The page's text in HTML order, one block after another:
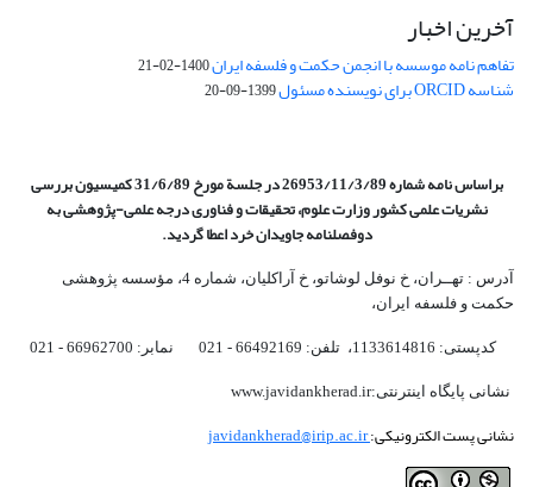
آخرین اخبار
تفاهم نامه موسسه با انجمن حکمت و فلسفه ایران1400-02-21
شناسه ORCID برای نویسنده مسئول 1399-09-20
براساس نامه شماره 26953/11/3/89 در جلسة مورخ 31/6/89 کمیسیون
بررسی
نشریات علمی کشور وزارت علوم، تحقیقات و فناوری درجه علمی‌-پژوهشیبه
دوفصلنامه جاویدان خرد اعطا گردید.
آدرس : تهــران، خ نوفل لوشاتو، خ آراکلیان، شماره 4،‌ مؤسسه پژوهشی
حکمت و فلسفه ایران،‌
کدپستی: 1133614816، تلفن: 66492169 - 021 نمابر: 66962700 - 021
نشانی پایگاه اینترنتی:www.javidankherad.ir
نشانی پست الکترونیکی:javidankherad@irip.ac.ir